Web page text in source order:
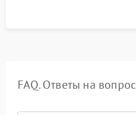
FAQ. Ответы на